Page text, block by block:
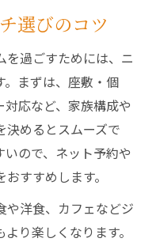
選びのコツ
を過ごすためには、ニ
。まずは、座敷・個
応など、家族構成や
決めるとスムーズで
ので、ネット予約や
すすめします。
や洋食、カフェなどジ
り楽しくなります。